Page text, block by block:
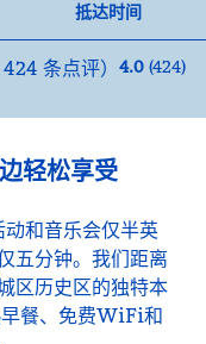
抵达时间
4.0 (424)
轻松享受
和音乐会仅半英
五分钟。我们距离
区历史区的独特本
餐、免费WiFi和